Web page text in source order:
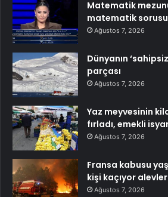
Matematik
matematik
Ağustos 7, 2026
Dünyanın
parçası
Ağustos 7, 2026
Yaz meyvesinin
fırladı, emekli
Ağustos 7, 2026
Fransa kabusu
kişi kaçıyor
Ağustos 7, 2026